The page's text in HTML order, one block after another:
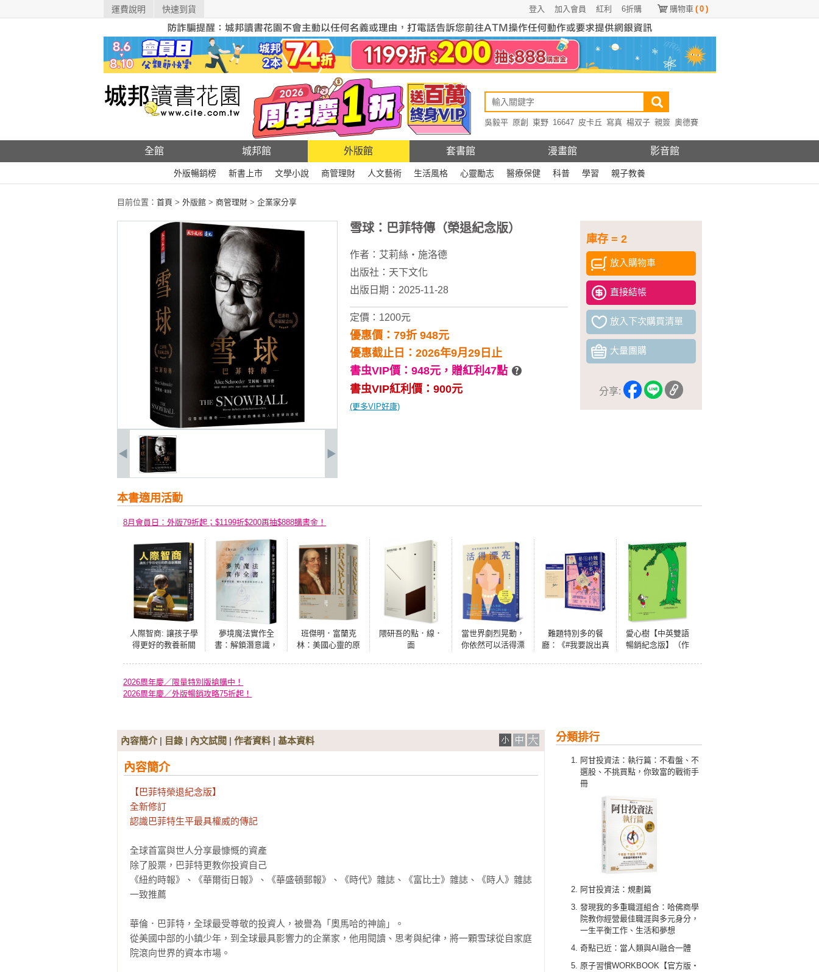
運費說明 快速到貨 購物車 ( 0 )
6折購
紅利
加入會員
登入
吳毅平 原創 東野 16647 皮卡丘 寫真 楊双子 親簽 奧德賽
全館 城邦館 外版館 套書館 漫畫館 影音館
外版暢銷榜 新書上市 文學小說 商管理財 人文藝術 生活風格 心靈勵志 醫療保健 科普 學習 親子教養
目前位置： 首頁 > 外版館 > 商管理財 > 企業家分享
庫存 = 2
放入購物車
直接結帳
放入下次購買清單
大量團購
分享:
雪球：巴菲特傳（榮退紀念版）
作者： 艾莉絲‧施洛德
出版社： 天下文化
出版日期：2025-11-28
定價：1200元
優惠價：79折 948元
優惠截止日：2026年9月29日止
書虫VIP價：948元， 贈紅利47點
書虫VIP紅利價：900元
(更多VIP好康)
本書適用活動
8月會員日：外版79折起；$1199折$200再抽$888購書金！
人際智商: 讓孩子學
得更好的教養新關
夢境魔法實作全
書：解鎖潛意識，
班傑明．富蘭克
林：美國心靈的原
隈研吾的點．線．
面
當世界劇烈晃動，
你依然可以活得漂
難題特別多的餐
廳：《#我要說出真
愛心樹【中英雙語
暢銷紀念版】（作
2026周年慶／限量特別版搶購中！
2026周年慶／外版暢銷攻略75折起！
分類排行
阿甘投資法：執行篇：不看盤、不
選股、不挑買點，你致富的戰術手
冊
阿甘投資法：規劃篇
發現我的多重職涯組合：哈佛商學
院教你經營最佳職涯與多元身分，
一生平衡工作、生活和夢想
奇點已近：當人類與AI融合一體
原子習慣WORKBOOK【官方版‧
內容簡介| 目錄 | 內文試閱 | 作者資料 | 基本資料
內容簡介
【巴菲特榮退紀念版】
全新修訂
認識巴菲特生平最具權威的傳記
全球首富與世人分享最慷慨的資產
除了股票，巴菲特更教你投資自己
《紐約時報》、《華爾街日報》、《華盛頓郵報》、《時代》雜誌、《富比士》雜誌、《時人》雜誌
一致推薦
華倫．巴菲特，全球最受尊敬的投資人，被譽為「奧馬哈的神諭」。
從美國中部的小鎮少年，到全球最具影響力的企業家，他用閱讀、思考與紀律，將一顆雪球從自家庭
院滾向世界的資本市場。